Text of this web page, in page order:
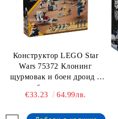
Конструктор LEGO Star
Wars 75372 Клонинг
щурмовак и боен дроид –
боен пакет
€33.23
64.99лв.